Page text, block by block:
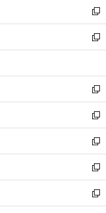
く
で
開
く
ド
ウ
で
開
ィ
ン
ド
ウ
開
く
い
ウ
ィ
ン
ウ
で
開
く
新
し
い
ウ
ン
ド
ウ
で
開
く
新
し
ウ
ィ
ン
ド
ウ
で
開
く
新
し
い
ウ
ィ
ン
ド
ウ
で
開
新
し
い
ウ
ィ
ン
ド
ウ
新
し
い
ウ
ィ
ン
新
し
い
ウ
新
し